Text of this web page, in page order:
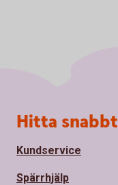
Sidfot
Hitta snabbt
Kundservice
Spärrhjälp